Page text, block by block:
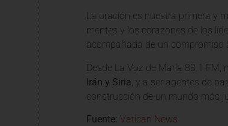
La oración es nuestra primera y
mentes y los corazones de los
acompañada de un compromiso
Desde La Voz de María 88.1
Irán y Siria, y a ser agentes de
construcción de un mundo más
Fuente: Vatican News